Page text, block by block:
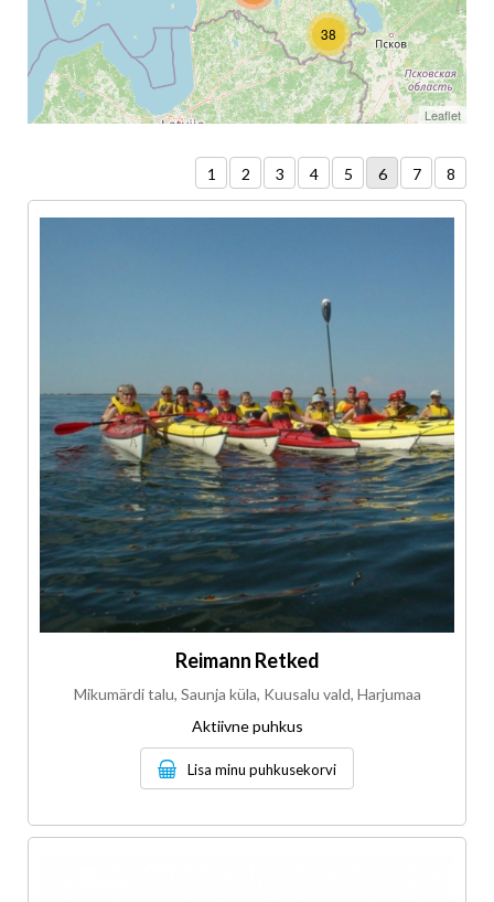
38
Leaflet
1 2 3 4 5 6 7 8
Reimann Retked
Mikumärdi talu, Saunja küla, Kuusalu vald, Harjumaa
Aktiivne puhkus
Lisa minu puhkusekorvi